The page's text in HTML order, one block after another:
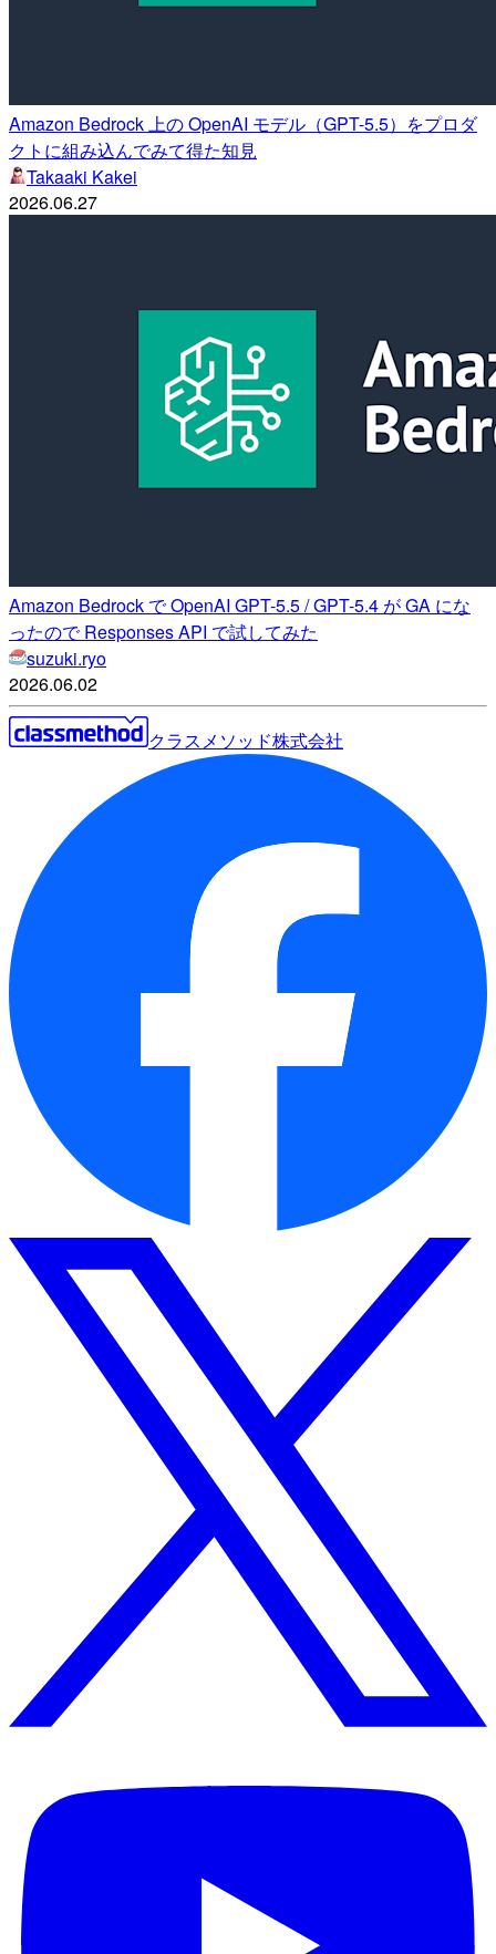
Amazon Bedrock 上の OpenAI モデル（GPT-5.5）をプロダ
クトに組み込んでみて得た知見
Takaaki Kakei
2026.06.27
Amazon Bedrock で OpenAI GPT-5.5 / GPT-5.4 が GA にな
ったので Responses API で試してみた
suzuki.ryo
2026.06.02
クラスメソッド株式会社